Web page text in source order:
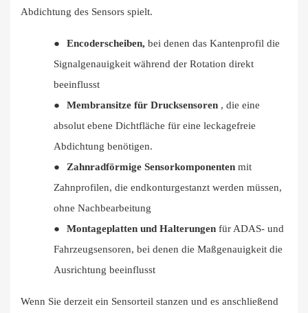
Abdichtung des Sensors spielt.
● Encoderscheiben, bei denen das Kantenprofil die
Signalgenauigkeit während der Rotation direkt
beeinflusst
●
Membransitze für Drucksensoren , die eine
absolut ebene Dichtfläche für eine leckagefreie
Abdichtung benötigen.
●
Zahnradförmige Sensorkomponenten mit
Zahnprofilen, die endkonturgestanzt werden müssen,
ohne Nachbearbeitung
●
Montageplatten und Halterungen für ADAS- und
Fahrzeugsensoren, bei denen die Maßgenauigkeit die
Ausrichtung beeinflusst
Wenn Sie derzeit ein Sensorteil stanzen und es anschließend